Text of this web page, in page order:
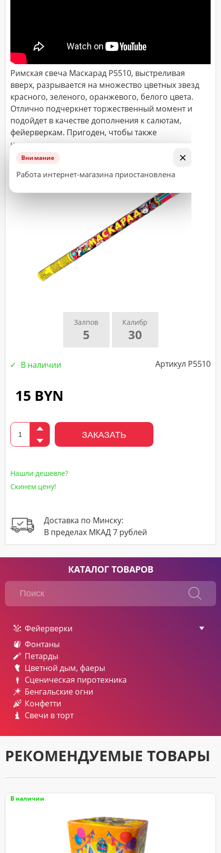
×
Внимание
Работа интернет-магазина приостановлена
Залпов
5
Калибр
30
Римская свеча Маскарад Р5510, выстреливая
вверх, разрывается на множество цветных звезд
красного, зеленого, оранжевого, белого цвета.
Отлично подчеркнет торжественный момент и
подойдет в качестве дополнения к салютам,
фейерверкам. Пригоден, чтобы также
использовать отдельно.
В наличии Артикул Р5510
15 BYN
ЗАКАЗАТЬ
Нашли дешевле?
Скинем цену!
Доставка по Минску:
В пределах МКАД 7 рублей
КАТАЛОГ ТОВАРОВ
Фейерверки
Фонтаны
Петарды
Цветной дым, фаеры
Сценическая пиротехника
Бенгальские огни
Конфетти
Свечи в торт
РЕКОМЕНДУЕМЫЕ ТОВАРЫ
В наличии
Адрес
(город,
улица,
дом,
квартира),
время
доставки*
ВАЖНО!
считается
принятым
исполнению
менеджера.